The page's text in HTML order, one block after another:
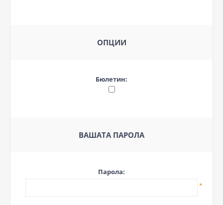
ОПЦИИ
Бюлетин:
ВАШАТА ПАРОЛА
Парола:
*